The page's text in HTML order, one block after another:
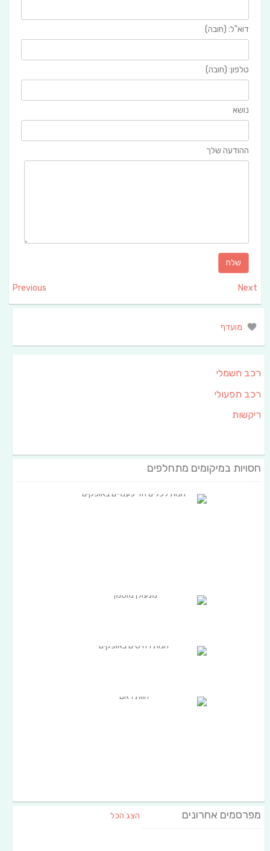
דוא"ל: (חובה)
טלפון: (חובה)
נושא
ההודעה שלך
Previous Next
מועדף
רכב חשמלי
רכב תפעולי
ריקשות
חסויות במיקומים מתחלפים
מפרסמים אחרונים הצג הכל